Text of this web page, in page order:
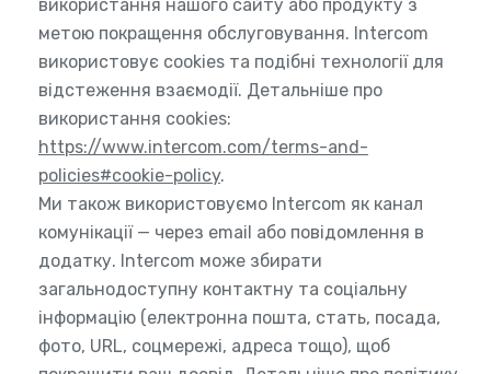
використання нашого сайту або продукту з
метою покращення обслуговування. Intercom
використовує cookies та подібні технології для
відстеження взаємодії. Детальніше про
використання cookies:
https://www.intercom.com/terms-and-
policies#cookie-policy.
Ми також використовуємо Intercom як канал
комунікації — через email або повідомлення в
додатку. Intercom може збирати
загальнодоступну контактну та соціальну
інформацію (електронна пошта, стать, посада,
фото, URL, соцмережі, адреса тощо), щоб